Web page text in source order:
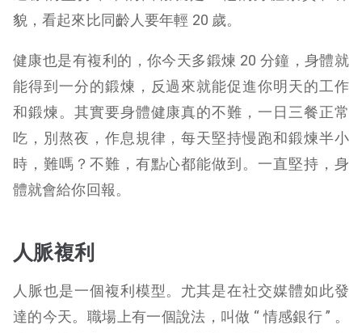
貌，看起來比同齡人要年輕 20 歲。
健康也是有複利的，你今天多鍛煉 20 分鐘，身體就
能得到一分的鍛煉，反過來就能促進你明天的工作
和鍛煉。其實要身體健康真的不難，一日三餐正常
吃，別熬夜，作息規律，每天堅持慢跑和鍛煉半小
時，難嗎？不難，有點心都能做到。一直堅持，身
體就會給你回報。
人脈複利
人脈也是一個複利模型。尤其是在社交媒體如此發
達的今天。職場上有一個說法，叫做 “ 情感銀行 ” 。